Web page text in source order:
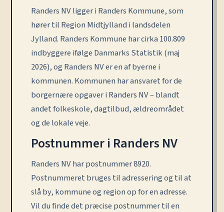
Randers NV ligger i Randers Kommune, som
hører til Region Midtjylland i landsdelen
Jylland. Randers Kommune har cirka 100.809
indbyggere ifølge Danmarks Statistik (maj
2026), og Randers NV er en af byerne i
kommunen. Kommunen har ansvaret for de
borgernære opgaver i Randers NV – blandt
andet folkeskole, dagtilbud, ældreområdet
og de lokale veje.
Postnummer i Randers NV
Randers NV har postnummer 8920.
Postnummeret bruges til adressering og til at
slå by, kommune og region op for en adresse.
Vil du finde det præcise postnummer til en